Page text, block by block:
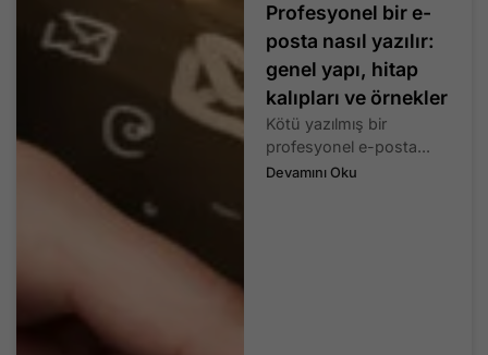
Profesyonel bir e-
posta nasıl yazılır:
genel yapı, hitap
kalıpları ve örnekler
Kötü yazılmış bir
profesyonel e-posta...
Devamını Oku